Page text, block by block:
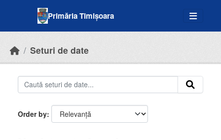
Primăria Timișoara
Seturi de date
Order by